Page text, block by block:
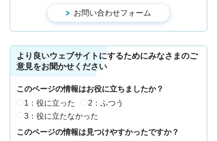
より良いウェブサイトにするためにみなさまのご
意見をお聞かせください
このページの情報はお役に立ちましたか？
1：役に立った
2：ふつう
3：役に立たなかった
このページの情報は見つけやすかったですか？